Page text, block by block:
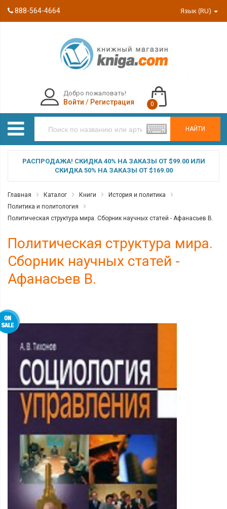
888-564-4664 Язык (RU)
НАЙТИ
Добро пожаловать!
Войти / Регистрация 0
РАСПРОДАЖА! СКИДКА 40% НА ЗАКАЗЫ ОТ $99.00 ИЛИ
СКИДКА 50% НА ЗАКАЗЫ ОТ $169.00
Главная Каталог Книги
История и политика
Политика и политология
Политическая структура мира. Сборник научных статей - Афанасьев В.
Политическая структура мира.
Сборник научных статей -
Афанасьев В.